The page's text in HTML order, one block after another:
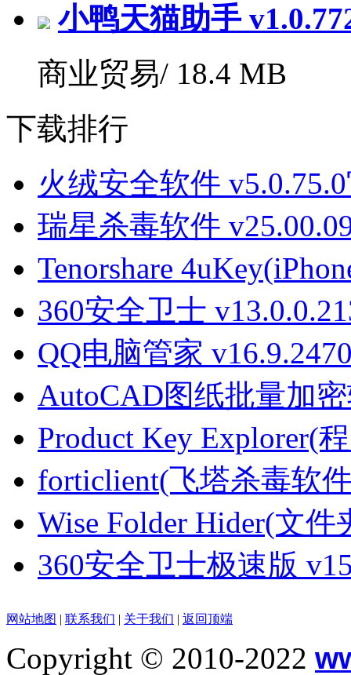
小鸭天猫助手
商业贸易/ 18.4 MB
下载排行
火绒安全软件
瑞星杀毒软件
Tenorshare
360安全卫士
QQ电脑管家
AutoCAD图纸批量加
Product Key Explorer(
forticlient(飞塔杀毒软
Wise Folder Hider(文件
360安全卫士极速版
网站地图 | 联系我们 | 关于我们 | 返回顶端
Copyright © 2010-2022